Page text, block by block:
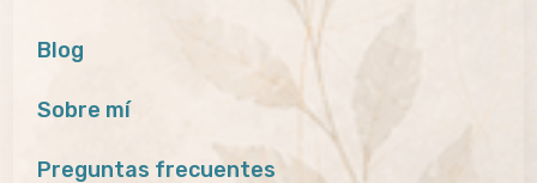
Blog
Sobre mí
Preguntas frecuentes